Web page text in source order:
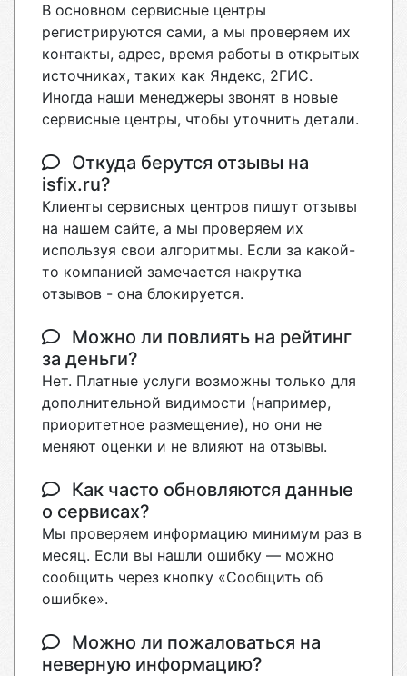
В основном сервисные центры
регистрируются сами, а мы проверяем их
контакты, адрес, время работы в открытых
источниках, таких как Яндекс, 2ГИС.
Иногда наши менеджеры звонят в новые
сервисные центры, чтобы уточнить детали.
Откуда берутся отзывы на
isfix.ru?
Клиенты сервисных центров пишут отзывы
на нашем сайте, а мы проверяем их
используя свои алгоритмы. Если за какой-
то компанией замечается накрутка
отзывов - она блокируется.
Можно ли повлиять на рейтинг
за деньги?
Нет. Платные услуги возможны только для
дополнительной видимости (например,
приоритетное размещение), но они не
меняют оценки и не влияют на отзывы.
Как часто обновляются данные
о сервисах?
Мы проверяем информацию минимум раз в
месяц. Если вы нашли ошибку — можно
сообщить через кнопку «Сообщить об
ошибке».
Можно ли пожаловаться на
неверную информацию?